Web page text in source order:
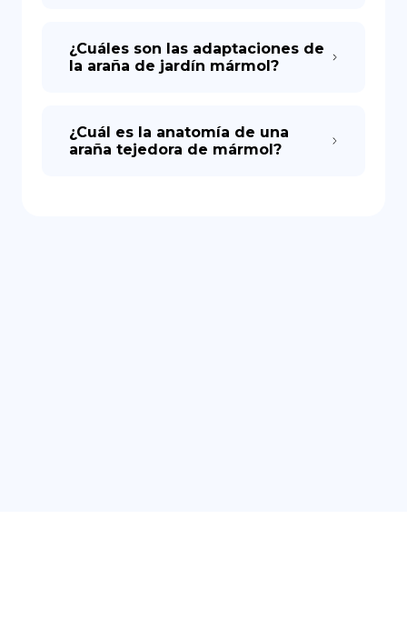
¿Cuáles son las adaptaciones de
la araña de jardín mármol?
¿Cuál es la anatomía de una
araña tejedora de mármol?